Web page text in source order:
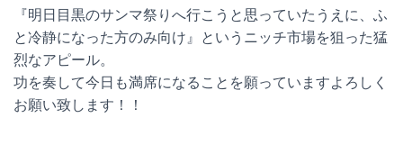
『明日目黒のサンマ祭りへ行こうと思っていたうえに、ふ
と冷静になった方のみ向け』というニッチ市場を狙った猛
烈なアピール。
功を奏して今日も満席になることを願っていますよろしく
お願い致します！！